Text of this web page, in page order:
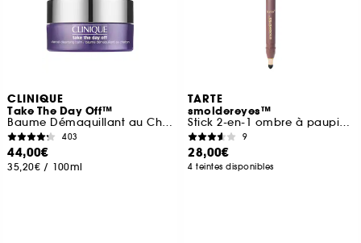
CLINIQUE
Take The Day Off™
Baume Démaquillant au Charbon
403
44,00€
35,20€ / 100ml
TARTE
smoldereyes™
Stick 2-en-1 ombre à paupières & eyeliner
9
28,00€
4 teintes disponibles